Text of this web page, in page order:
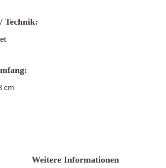
Technik:
cm
Weitere Informationen